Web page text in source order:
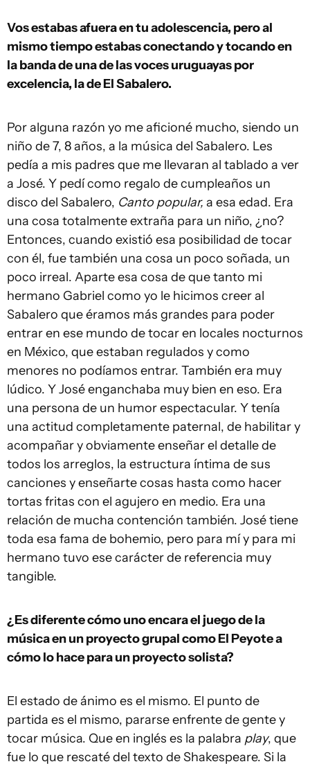
Vos estabas afuera en tu adolescencia, pero al
mismo tiempo estabas conectando y tocando en
la banda de una de las voces uruguayas por
excelencia, la de El Sabalero.
Por alguna razón yo me aficioné mucho, siendo un
niño de 7, 8 años, a la música del Sabalero. Les
pedía a mis padres que me llevaran al tablado a ver
a José. Y pedí como regalo de cumpleaños un
disco del Sabalero, Canto popular, a esa edad. Era
una cosa totalmente extraña para un niño, ¿no?
Entonces, cuando existió esa posibilidad de tocar
con él, fue también una cosa un poco soñada, un
poco irreal. Aparte esa cosa de que tanto mi
hermano Gabriel como yo le hicimos creer al
Sabalero que éramos más grandes para poder
entrar en ese mundo de tocar en locales nocturnos
en México, que estaban regulados y como
menores no podíamos entrar. También era muy
lúdico. Y José enganchaba muy bien en eso. Era
una persona de un humor espectacular. Y tenía
una actitud completamente paternal, de habilitar y
acompañar y obviamente enseñar el detalle de
todos los arreglos, la estructura íntima de sus
canciones y enseñarte cosas hasta como hacer
tortas fritas con el agujero en medio. Era una
relación de mucha contención también. José tiene
toda esa fama de bohemio, pero para mí y para mi
hermano tuvo ese carácter de referencia muy
tangible.
¿Es diferente cómo uno encara el juego de la
música en un proyecto grupal como El Peyote a
cómo lo hace para un proyecto solista?
El estado de ánimo es el mismo. El punto de
partida es el mismo, pararse enfrente de gente y
tocar música. Que en inglés es la palabra play, que
fue lo que rescaté del texto de Shakespeare. Si la